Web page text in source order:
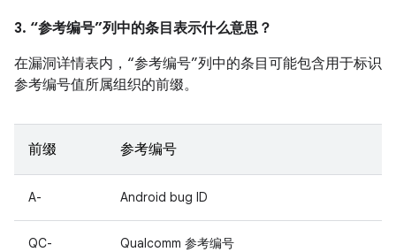
3. “参考编号”列中的条目表示什么意思？
在漏洞详情表内，“参考编号”列中的条目可能包含用于标识
参考编号值所属组织的前缀。
前缀 参考编号
A- Android bug ID
QC- Qualcomm 参考编号